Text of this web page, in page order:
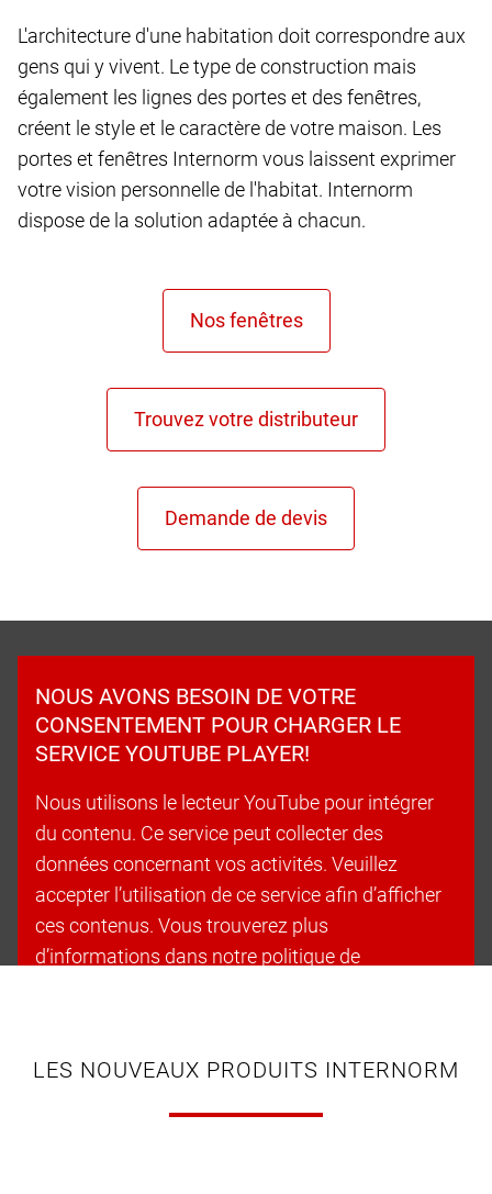
L'architecture d'une habitation doit correspondre aux
gens qui y vivent. Le type de construction mais
également les lignes des portes et des fenêtres,
créent le style et le caractère de votre maison. Les
portes et fenêtres Internorm vous laissent exprimer
votre vision personnelle de l'habitat. Internorm
dispose de la solution adaptée à chacun.
NOUS AVONS BESOIN DE VOTRE
CONSENTEMENT POUR CHARGER LE
SERVICE YOUTUBE PLAYER!
Nous utilisons le lecteur YouTube pour intégrer
du contenu. Ce service peut collecter des
données concernant vos activités. Veuillez
accepter l’utilisation de ce service afin d’afficher
ces contenus. Vous trouverez plus
d’informations dans notre politique de
LES NOUVEAUX PRODUITS INTERNORM